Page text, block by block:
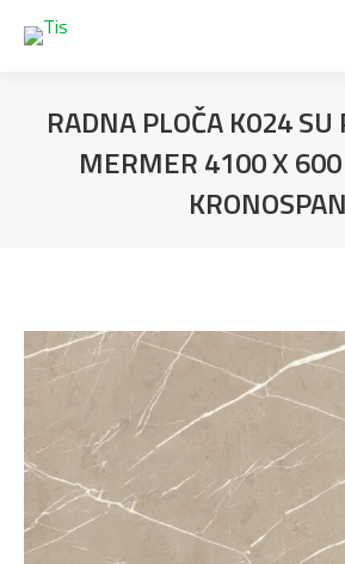
RADNA PLOČA K024
MERMER 4100 X
KRONOSPAN